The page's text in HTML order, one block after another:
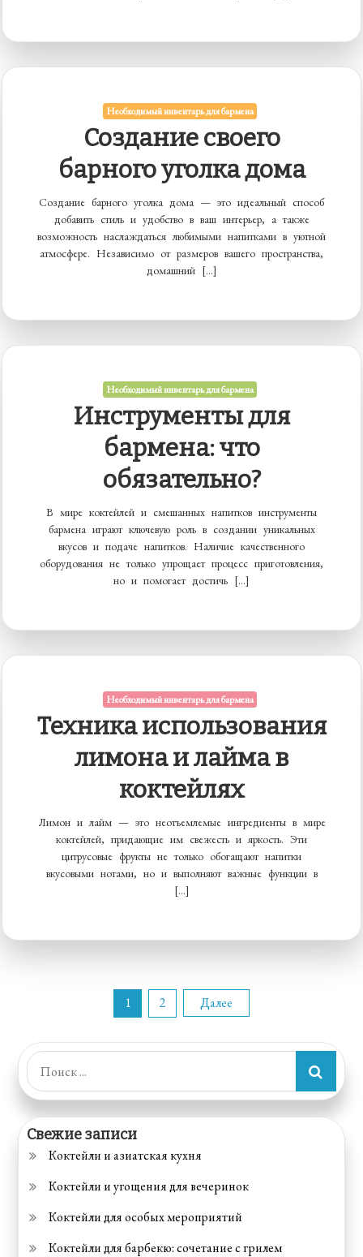
Необходимый инвентарь для бармена
Создание своего
барного уголка дома
Создание барного уголка дома — это идеальный способ
добавить стиль и удобство в ваш интерьер, а также
возможность наслаждаться любимыми напитками в уютной
атмосфере. Независимо от размеров вашего пространства,
домашний […]
Необходимый инвентарь для бармена
Инструменты для
бармена: что
обязательно?
В мире коктейлей и смешанных напитков инструменты
бармена играют ключевую роль в создании уникальных
вкусов и подаче напитков. Наличие качественного
оборудования не только упрощает процесс приготовления,
но и помогает достичь […]
Необходимый инвентарь для бармена
Техника использования
лимона и лайма в
коктейлях
Лимон и лайм — это неотъемлемые ингредиенты в мире
коктейлей, придающие им свежесть и яркость. Эти
цитрусовые фрукты не только обогащают напитки
вкусовыми нотами, но и выполняют важные функции в
[…]
Пагинация
записей
1 2 Далее
Поиск:
Свежие записи
Коктейли и азиатская кухня
Коктейли и угощения для вечеринок
Коктейли для особых мероприятий
Коктейли для барбекю: сочетание с грилем